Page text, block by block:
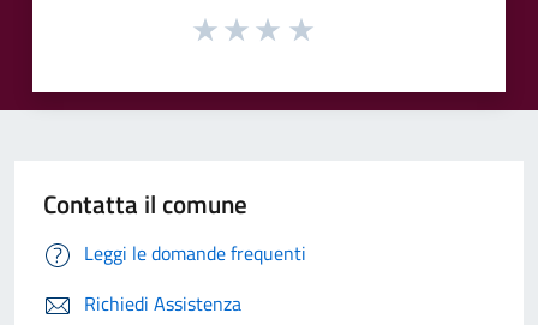
Contatta il comune
Leggi le domande frequenti
Richiedi Assistenza